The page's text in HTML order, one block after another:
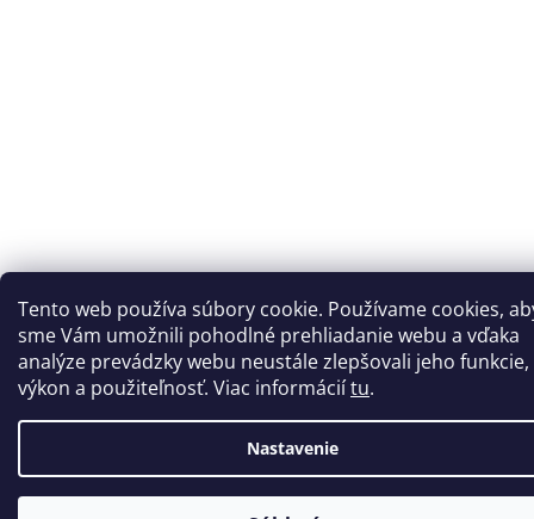
Tento web používa súbory cookie. Používame cookies,
sme Vám umožnili pohodlné prehliadanie webu a vďaka
analýze prevádzky webu neustále zlepšovali jeho funkcie,
výkon a použiteľnosť. Viac informáciítu.
Nastavenie